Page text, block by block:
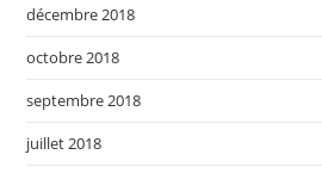
décembre 2018
octobre 2018
septembre 2018
juillet 2018